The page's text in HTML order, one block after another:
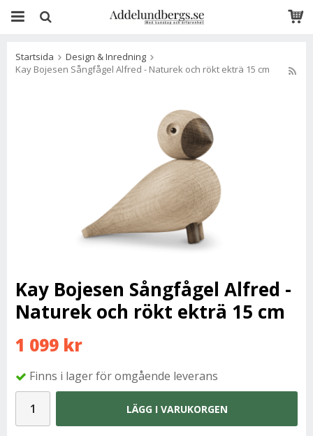
Startsida
Design & Inredning
Kay Bojesen Sångfågel Alfred - Naturek och rökt ekträ 15 cm
Kay Bojesen Sångfågel Alfred -
Naturek och rökt ekträ 15 cm
1 099 kr
Finns i lager för omgående leverans
LÄGG I VARUKORGEN